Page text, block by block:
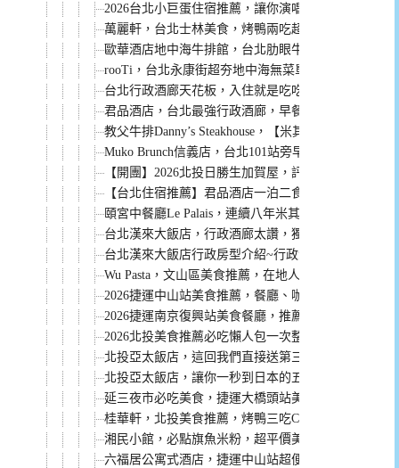
2026台北小巨蛋住宿推薦，讓你演唱會結束輕鬆回飯
萬麗軒，台北士林美食，烤鴨兩吃超推薦！
歐華酒店地中海牛排館，台北肋眼牛排天花板，老饕
rooTi，台北永康街超夯地中海無菜單料理餐廳，健
台北行政酒廊天花板，入住就是吃吃喝喝到退房~ 推
君品酒店，台北最強行政酒廊，早餐無限次吃到12點
教父牛排Danny’s Steakhouse，【米其林一星推薦】
Muko Brunch信義店，台北101站旁早午餐，餐點評價
【開團】2026北投日勝生加賀屋，評價超高，住宿
【台北住宿推薦】君品酒店一泊二食：保證訂位米
頤宮中餐廳Le Palais，連續八年米其林三星餐廳，必
台北漢來大飯店，行政酒廊太讚，獨家優惠專案太狂
台北漢來大飯店行政房型介紹~行政酒廊貴賓軒太讚
Wu Pasta，文山區美食推薦，在地人都愛這一家。被
2026捷運中山站美食推薦，餐廳、咖啡廳、小吃懶人
2026捷運南京復興站美食餐廳，推薦必吃懶人包
2026北投美食推薦必吃懶人包一次整理給你
北投亞太飯店，這回我們直接送第三人免費入住含早
北投亞太飯店，讓你一秒到日本的五星溫泉飯店！
延三夜市必吃美食，捷運大橋頭站美食懶人包
桂華軒，北投美食推薦，烤鴨三吃CP值超高，而且停
湘民小館，必點旗魚米粉，超平價美味的餐廳
六福居公寓式酒店，捷運中山站超便利可以停車的住